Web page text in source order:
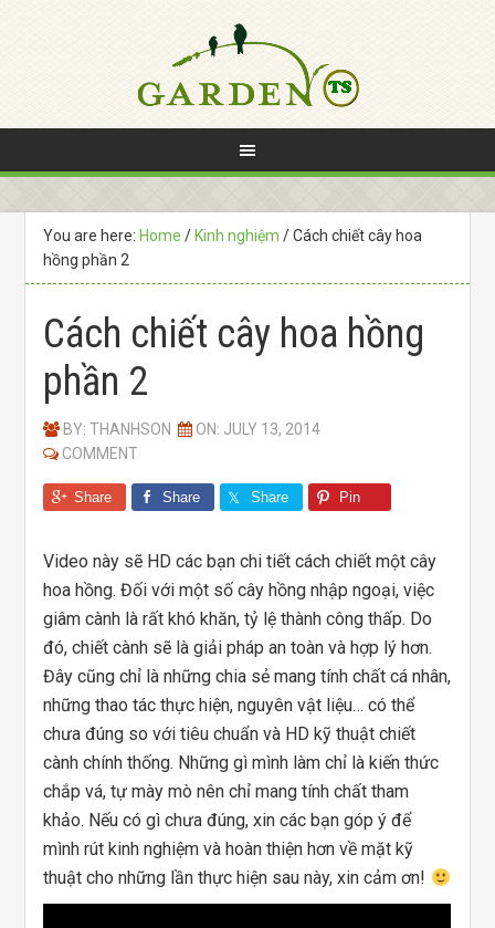
You are here: Home / Kinh nghiệm /Cách chiết cây hoa
hồng phần 2
Cách chiết cây hoa hồng
phần 2
BY:THANHSON
ON: JULY 13, 2014
COMMENT
Share Share Share Pin
Video này sẽ HD các bạn chi tiết cách chiết một cây
hoa hồng. Đối với một số cây hồng nhập ngoại, việc
giâm cành là rất khó khăn, tỷ lệ thành công thấp. Do
đó, chiết cành sẽ là giải pháp an toàn và hợp lý hơn.
Đây cũng chỉ là những chia sẻ mang tính chất cá nhân,
những thao tác thực hiện, nguyên vật liệu… có thể
chưa đúng so với tiêu chuẩn và HD kỹ thuật chiết
cành chính thống. Những gì mình làm chỉ là kiến thức
chắp vá, tự mày mò nên chỉ mang tính chất tham
khảo. Nếu có gì chưa đúng, xin các bạn góp ý để
mình rút kinh nghiệm và hoàn thiện hơn về mặt kỹ
thuật cho những lần thực hiện sau này, xin cảm ơn!